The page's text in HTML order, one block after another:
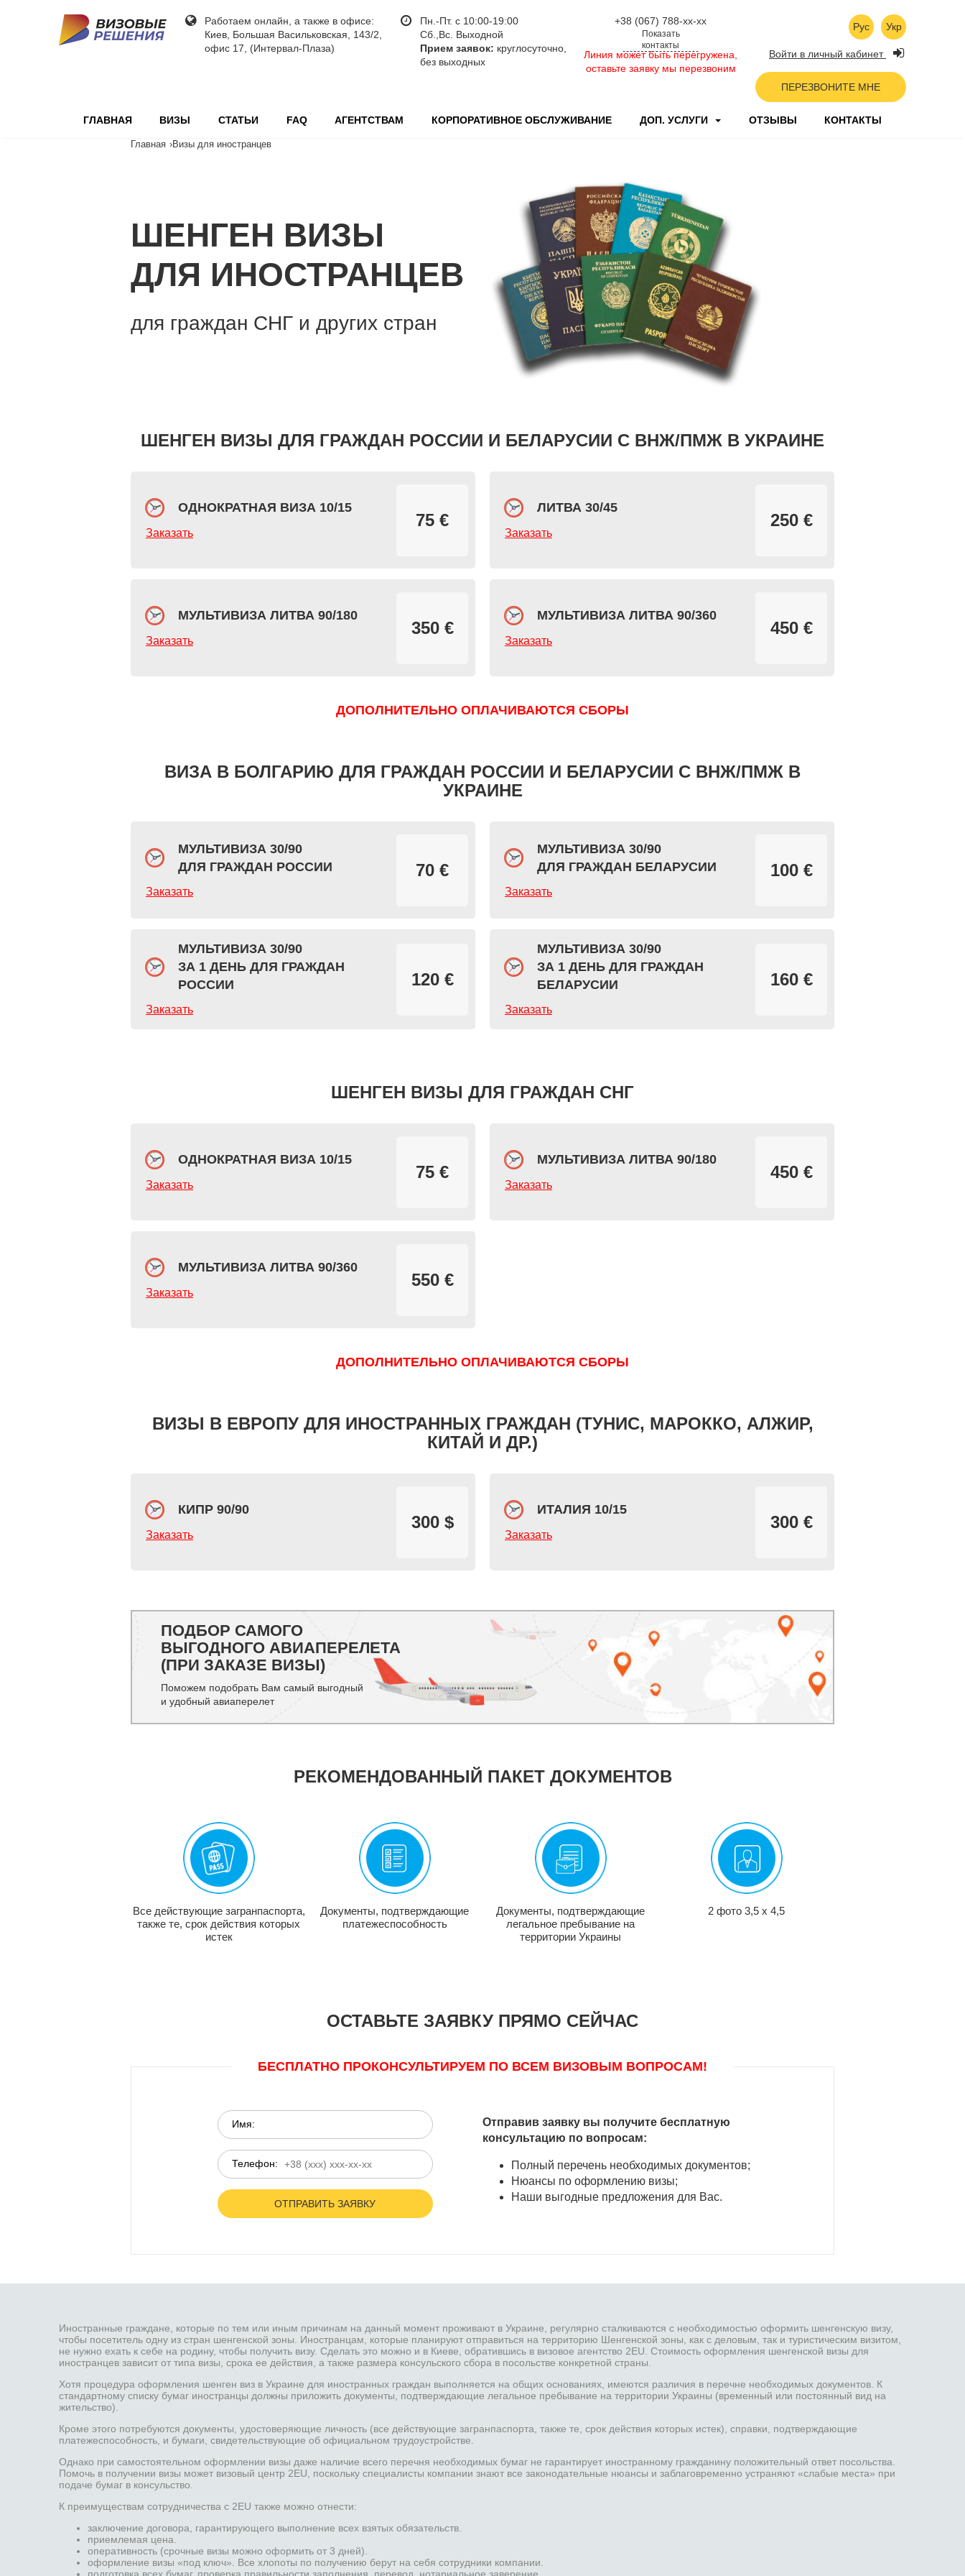
Работаем онлайн, а также в офисе:
Киев, Большая Васильковская, 143/2,
офис 17, (Интервал-Плаза)
Пн.-Пт. с 10:00-19:00
Сб.,Вс. Выходной
Прием заявок: круглосуточно,
без выходных
+38 (067) 788-xx-xx
Показать
контакты
Линия может быть перегружена,
оставьте заявку мы перезвоним
Рус Укр
Войти в личный кабинет
ПЕРЕЗВОНИТЕ МНЕ
ГЛАВНАЯ ВИЗЫ СТАТЬИ FAQ АГЕНТСТВАМ КОРПОРАТИВНОЕ ОБСЛУЖИВАНИЕ ДОП. УСЛУГИ ОТЗЫВЫ КОНТАКТЫ
Главная ›Визы для иностранцев
ШЕНГЕН ВИЗЫ
ДЛЯ ИНОСТРАНЦЕВ
для граждан СНГ и других стран
ШЕНГЕН ВИЗЫ ДЛЯ ГРАЖДАН РОССИИ И БЕЛАРУСИИ С ВНЖ/ПМЖ В УКРАИНЕ
ОДНОКРАТНАЯ ВИЗА 10/15
Заказать
75 €
ЛИТВА 30/45
Заказать
250 €
МУЛЬТИВИЗА ЛИТВА 90/180
Заказать
350 €
МУЛЬТИВИЗА ЛИТВА 90/360
Заказать
450 €
ДОПОЛНИТЕЛЬНО ОПЛАЧИВАЮТСЯ СБОРЫ
ВИЗА В БОЛГАРИЮ ДЛЯ ГРАЖДАН РОССИИ И БЕЛАРУСИИ С ВНЖ/ПМЖ В
УКРАИНЕ
МУЛЬТИВИЗА 30/90
ДЛЯ ГРАЖДАН РОССИИ
Заказать
70 €
МУЛЬТИВИЗА 30/90
ДЛЯ ГРАЖДАН БЕЛАРУСИИ
Заказать
100 €
МУЛЬТИВИЗА 30/90
ЗА 1 ДЕНЬ ДЛЯ ГРАЖДАН
РОССИИ
Заказать
120 €
МУЛЬТИВИЗА 30/90
ЗА 1 ДЕНЬ ДЛЯ ГРАЖДАН
БЕЛАРУСИИ
Заказать
160 €
ШЕНГЕН ВИЗЫ ДЛЯ ГРАЖДАН СНГ
ОДНОКРАТНАЯ ВИЗА 10/15
Заказать
75 €
МУЛЬТИВИЗА ЛИТВА 90/180
Заказать
450 €
МУЛЬТИВИЗА ЛИТВА 90/360
Заказать
550 €
ДОПОЛНИТЕЛЬНО ОПЛАЧИВАЮТСЯ СБОРЫ
ВИЗЫ В ЕВРОПУ ДЛЯ ИНОСТРАННЫХ ГРАЖДАН (ТУНИС, МАРОККО, АЛЖИР,
КИТАЙ И ДР.)
КИПР 90/90
Заказать
300 $
ИТАЛИЯ 10/15
Заказать
300 €
ПОДБОР САМОГО
ВЫГОДНОГО АВИАПЕРЕЛЕТА
(ПРИ ЗАКАЗЕ ВИЗЫ)
Поможем подобрать Вам самый выгодный
и удобный авиаперелет
РЕКОМЕНДОВАННЫЙ ПАКЕТ ДОКУМЕНТОВ
Все действующие загранпаспорта,
также те, срок действия которых
истек
Документы, подтверждающие
платежеспособность
Документы, подтверждающие
легальное пребывание на
территории Украины
2 фото 3,5 x 4,5
ОСТАВЬТЕ ЗАЯВКУ ПРЯМО СЕЙЧАС
БЕСПЛАТНО ПРОКОНСУЛЬТИРУЕМ ПО ВСЕМ ВИЗОВЫМ ВОПРОСАМ!
Имя:
Телефон:
Отправив заявку вы получите бесплатную
консультацию по вопросам:
Полный перечень необходимых документов;
Нюансы по оформлению визы;
Наши выгодные предложения для Вас.
Иностранные граждане, которые по тем или иным причинам на данный момент проживают в Украине, регулярно сталкиваются с необходимостью оформить шенгенскую визу,
чтобы посетитель одну из стран шенгенской зоны. Иностранцам, которые планируют отправиться на территорию Шенгенской зоны, как с деловым, так и туристическим визитом,
не нужно ехать к себе на родину, чтобы получить визу. Сделать это можно и в Киеве, обратившись в визовое агентство 2EU. Стоимость оформления шенгенской визы для
иностранцев зависит от типа визы, срока ее действия, а также размера консульского сбора в посольстве конкретной страны.
Хотя процедура оформления шенген виз в Украине для иностранных граждан выполняется на общих основаниях, имеются различия в перечне необходимых документов. К
стандартному списку бумаг иностранцы должны приложить документы, подтверждающие легальное пребывание на территории Украины (временный или постоянный вид на
жительство).
Кроме этого потребуются документы, удостоверяющие личность (все действующие загранпаспорта, также те, срок действия которых истек), справки, подтверждающие
платежеспособность, и бумаги, свидетельствующие об официальном трудоустройстве.
Однако при самостоятельном оформлении визы даже наличие всего перечня необходимых бумаг не гарантирует иностранному гражданину положительный ответ посольства.
Помочь в получении визы может визовый центр 2EU, поскольку специалисты компании знают все законодательные нюансы и заблаговременно устраняют «слабые места» при
подаче бумаг в консульство.
К преимуществам сотрудничества с 2EU также можно отнести:
заключение договора, гарантирующего выполнение всех взятых обязательств.
приемлемая цена.
оперативность (срочные визы можно оформить от 3 дней).
оформление визы «под ключ». Все хлопоты по получению берут на себя сотрудники компании.